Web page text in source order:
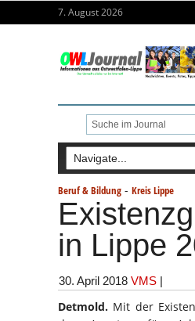
7. August 2026
Beruf & Bildung - Kreis Lippe
in Lippe
30. April 2018 VMS |
Detmold. Mit der